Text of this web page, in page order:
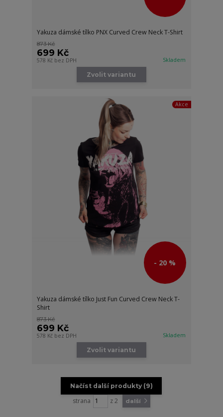
Yakuza dámské tílko PNX Curved Crew Neck T-Shirt
873 Kč
699 Kč
578 Kč bez DPH Skladem
Zvolit variantu
Akce
- 20 %
Yakuza dámské tílko Just Fun Curved Crew Neck T-
Shirt
873 Kč
699 Kč
578 Kč bez DPH Skladem
Zvolit variantu
Načíst další produkty (9)
strana z 2 další